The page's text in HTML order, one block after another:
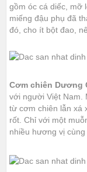
gồm óc cá diếc, mỡ
miếng đậu phụ đã
đó, cho ít bột đao,
Cơm chiên Dương
với người Việt Nam.
từ cơm chiên lẫn xá
rốt. Chỉ với một
nhiều hương vị